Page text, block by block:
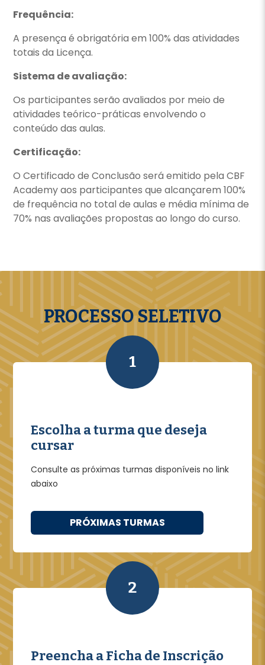
Frequência:
A presença é obrigatória em 100% das atividades
totais da Licença.
Sistema de avaliação:
Os participantes serão avaliados por meio de
atividades teórico-práticas envolvendo o
conteúdo das aulas.
Certificação:
O Certificado de Conclusão será emitido pela CBF
Academy aos participantes que alcançarem 100%
de frequência no total de aulas e média mínima de
70% nas avaliações propostas ao longo do curso.
PROCESSO SELETIVO
1
Escolha a turma que deseja
cursar
Consulte as próximas turmas disponíveis no link
abaixo
PRÓXIMAS TURMAS
2
Preencha a Ficha de Inscrição